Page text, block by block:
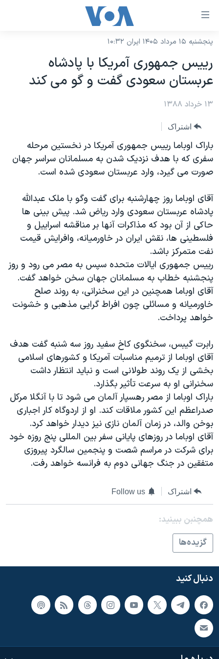
لینکهای
دسترسی
جهش
محتوای
اصلی
صفحه
اصلی
جهش
جستجو
نسخه سبک وب‌سایت
موضوع ها
ایران
آمریکا
جهان
ورزشی
گزیده‌ها
ویژه برنامه‌ها
ویدیوها
فرهنگ و زندگی
حقوق شهروندی
اقتصادی
علم و فناوری
اسرائیل در جنگ
گالری عکس
برنامه های تلویزیونی
جدول برنامه ها
صفحه‌های ویژه
جام جهانی ۲۰۲۶
عملیات خشم حماسی
۲۵۰سالگی آمریکا
بایگانی برنامه‌های تلویزیونی
مستندها
انتخابات ریاست جمهوری آمریکا ۲۰۲۴
حمله جمهوری اسلامی به اسرائیل
رمز مهسا
ورزش زنان در ایران
اعتراضات زن، زندگی، آزادی
تریبونال مردمی آبان ۹۸
دادگاه حمید نوری
چهل سال گروگان‌گیری
قانون شفافیت دارائی کادر رهبری ایران
اعتراضات مردمی آبان ۹۸
اسرائیل در جنگ
نرگس محمدی برنده جایزه نوبل صلح
صفحه‌های ویژه
فرکانس‌های صدای آمریکا
پخش رادیویی
یادگیری زبان انگلیسی
دنبال کنید
زبانهای مختلف
پنجشنبه ۱۵ مرداد ۱۴۰۵ ایران ۱۰:۳۲
رییس جمهوری آمریکا با پادشاه
عربستان سعودی گفت و گو می کند
۱۳ خرداد ۱۳۸۸
اشتراک
باراک اوباما رییس جمهوری آمریکا در نخستین مرحله
سفری که با هدف نزدیک شدن به مسلمانان سراسر جهان
صورت می گیرد، وارد عربستان سعودی شده است.
آقای اوباما روز چهارشنبه برای گفت وگو با ملک عبدالله
پادشاه عربستان سعودی وارد ریاض شد. پیش بینی ها
حاکی از آن بود که مذاکرات آنها بر مناقشه اسراییل و
فلسطینی ها، نقش ایران در خاورمیانه، وافرایش قیمت
نفت متمرکز باشد.
رییس جمهوری ایالات متحده سپس به مصر می رود و روز
پنجشنبه خطاب به مسلمانان جهان سخن خواهد گفت.
آقای اوباما همچنین در این سخنرانی، به روند صلح
خاورمیانه و مسائلی چون افراط گرایی مذهبی و خشونت
خواهد پرداخت.
رابرت گیبس، سخنگوی کاخ سفید روز سه شنبه گفت هدف
آقای اوباما از ترمیم مناسبات آمریکا و کشورهای اسلامی
بخشی از یک روند طولانی است و نباید انتظار داشت
سخنرانی او به سرعت تأثیر بگذارد.
باراک اوباما از مصر رهسپار آلمان می شود تا با آنگلا مرکل
صدراعظم این کشور ملاقات کند. او از اردوگاه کار اجباری
بوخن والد، در زمان آلمان نازی نیز دیدار خواهد کرد.
آقای اوباما در روزهای پایانی سفر بین المللی پنج روزه خود
برای شرکت در مراسم شصت و پنجمین سالگرد پیروزی
متفقین در جنگ جهانی دوم به فرانسه خواهد رفت.
اشتراک Follow us
همچنبن ببینید:
گزيده‌ها
دنبال کنید